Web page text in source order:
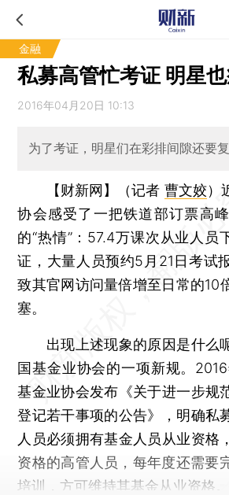
金融
私募高管忙考证 明星
2016年04月20日 10:13
为了考证，明星们在彩排间隙还要
【财新网】（记者 曹文姣）
协会感受了一把铁道部订票高
的“热情”：57.4万课次从业人员
证，大量人员预约5月21日考试
致其官网访问量倍增至日常的10
塞。
出现上述现象的原因是什么
国基金业协会的一项新规。
基金业协会发布《关于进一步规
登记若干事项的公告》，明确私
人员必须拥有基金人员从业资格
资格的高管人员，每年度还需要
培训，方可维持其基金从业资格。